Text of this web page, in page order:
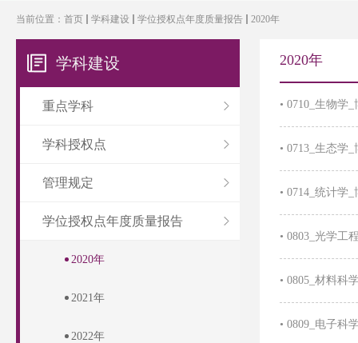
当前位置： 首页 学科建设 学位授权点年度质量报告 2020年
学科建设
重点学科
学科授权点
管理规定
学位授权点年度质量报告
2020年
2021年
2022年
2020年
• 0710_生物学
• 0713_生态学
• 0714_统计学
• 0803_光学工
• 0805_材料科
• 0809_电子科